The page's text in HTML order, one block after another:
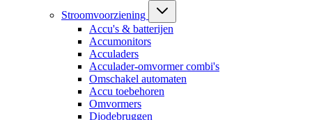
Stroomvoorziening
Accu's & batterijen
Accumonitors
Acculaders
Acculader-omvormer combi's
Omschakel automaten
Accu toebehoren
Omvormers
Diodebruggen